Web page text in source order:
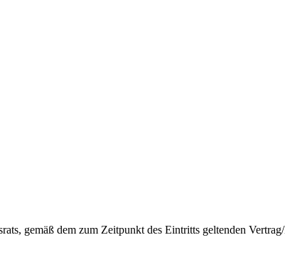
gemäß dem zum Zeitpunkt des Eintritts geltenden